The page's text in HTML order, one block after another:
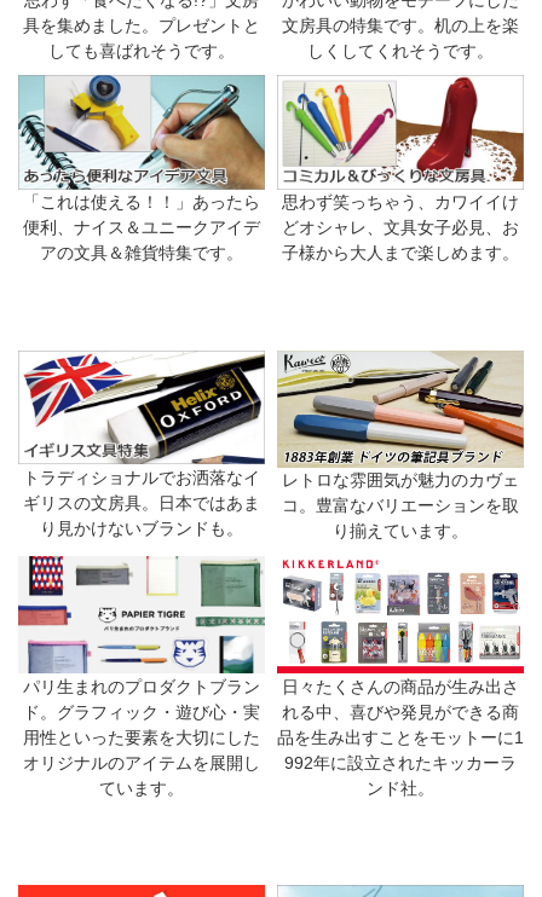
具を集めました。プレゼントと
しても喜ばれそうです。
文房具の特集です。机の上を楽
しくしてくれそうです。
「これは使える！！」あったら
便利、ナイス＆ユニークアイデ
アの文具＆雑貨特集です。
思わず笑っちゃう、カワイイけ
どオシャレ、文具女子必見、お
子様から大人まで楽しめます。
トラディショナルでお洒落なイ
ギリスの文房具。日本ではあま
り見かけないブランドも。
レトロな雰囲気が魅力のカヴェ
コ。豊富なバリエーションを取
り揃えています。
パリ生まれのプロダクトブラン
ド。グラフィック・遊び心・実
用性といった要素を大切にした
オリジナルのアイテムを展開し
ています。
日々たくさんの商品が生み出さ
れる中、喜びや発見ができる商
品を生み出すことをモットーに1
992年に設立されたキッカーラ
ンド社。